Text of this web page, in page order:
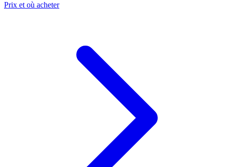
Prix et où acheter